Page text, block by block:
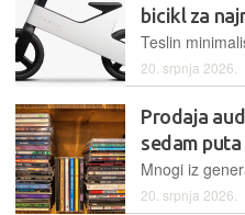
bicikl za
20. srpnja 2026.
Prodaja
sedam
20. srpnja 2026.